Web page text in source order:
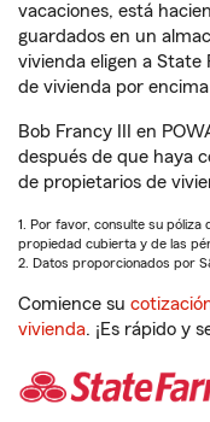
vacaciones, está
guardados en un
vivienda eligen a State
de vivienda por
Bob Francy III en
después de que haya
de propietarios de
1. Por favor, consulte su
propiedad cubierta y de las
2. Datos proporcionados por
Comience su
vivienda. ¡Es rápido y